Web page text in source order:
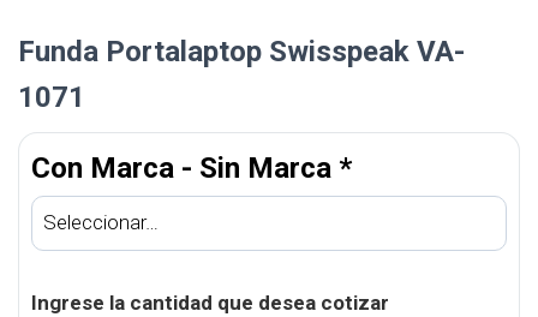
Funda Portalaptop Swisspeak VA-
1071
Con Marca - Sin Marca *
Ingrese la cantidad que desea cotizar